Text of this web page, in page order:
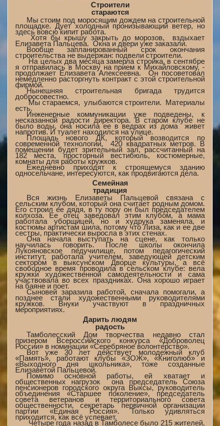
Строители
стараются
Мы стоим под моросящим дождем на строительной
площадке. Дует холодный пронизывающий ветер, но
здесь вовсю кипит работа.
­ Хотя бы крышу закрыть до морозов, ­ вздыхает
Елизавета Пальцева. ­ Окна и двери уже заказали.
Вообще запланированный срок окончания
строительства не выдержан: подвели строители.
­
На целых два месяца замерла стройка, в сентябре
я отправилась в Москву на прием к Михайловскому, ­
продолжает Елизавета Алексеевна. ­ Он посоветовал
немедленно расторгнуть контракт с этой строительной
фирмой.
Нынешняя строительная бригада трудится
добросовестно.
­ Мы стараемся, ­ улыбаются строители. ­ Материалы
есть.
Инженерные коммуникации уже подведены, к
несказанной радости директора. В старом клубе не
было воды, она носила ее в ведрах из дома ­ живет
напротив. И туалет находился на улице.
Площадь нового ДК, который возводится по
современной технологии, ­ 420 квадратных метров. В
помещении будет зрительный зал, рассчитанный на
182 места, просторный вестибюль, костюмерные,
комнаты для работы кружков.
Ежедневно приходят к строящемуся зданию
односельчане, интересуются, как продвигаются дела.
Семейная
традиция
Вся жизнь Елизаветы Пальцевой связана с
сельским клубом, который она считает родным домом.
Его строил ее дядя, в ту пору он был председателем
колхоза. Ее отец заведовал этим клубом, а мама
работала уборщицей, но и худрука заменяла, и
костюмы артистам шила, потому что Лиза, как и ее две
сестры, практически выросла в этих стенах.
Она начала выступать на сцене, как только
научилась говорить. После школы окончила
Лукояновское педучилище, потом педагогический
институт, работала учителем, заведующей детским
сектором в выксунском Дворце культуры, а всё
свободное время проводила в сельском клубе: вела
кружки художественной самодеятельности и сама
участвовала во всех праздниках. Она хорошо играет
на баяне и поет.
Сыновей заразила работой, сначала помогали, а
позднее стали художественными руководителями
кружков. Внуки участвуют в праздничных
мероприятиях.
Дарить людям
радость
Тамболесский Дом творчества недавно стал
призером Всероссийского конкурса «Доброволец
России» в номинации «Серебряное волонтерство».
Вот уже 30 лет действует молодежный клуб
«Память», работают клубы «ЗОЖ», «Книголюб» и
«Выходного дня школьника», тоже созданные
Елизаветой Пальцевой.
Помимо основной работы, ей хватает и
общественных нагрузок ­ она председатель Союза
пенсионеров городского округа Выксы, руководитель
объединения «Старшее поколение», председатель
совета ветеранов и территориального совета
общественности, секретарь первичной организации
партии «Единая Россия». Только удивляться
приходится, как всё успевает.
­ Четыре года назад в Тамболесе было 215 жителей,